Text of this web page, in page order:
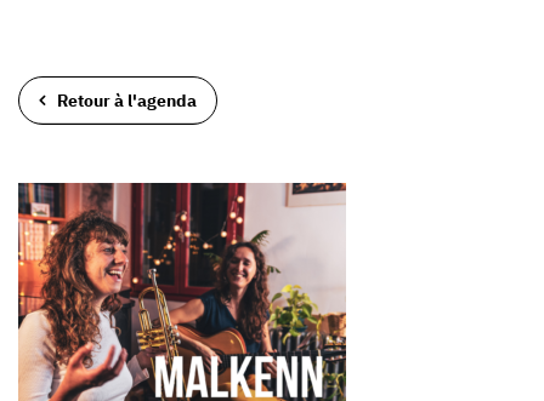
Retour à l'agenda